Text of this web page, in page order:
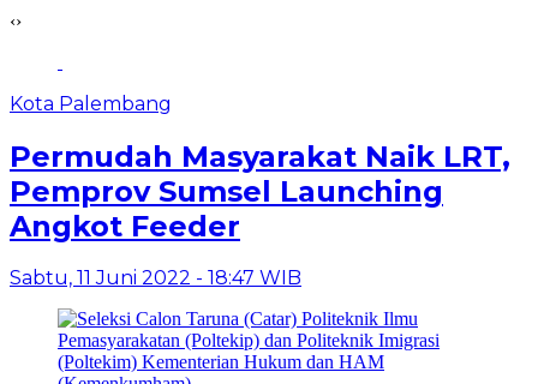
‹›
Kota Palembang
Permudah Masyarakat Naik LRT,
Pemprov Sumsel Launching
Angkot Feeder
Sabtu, 11 Juni 2022 - 18:47 WIB